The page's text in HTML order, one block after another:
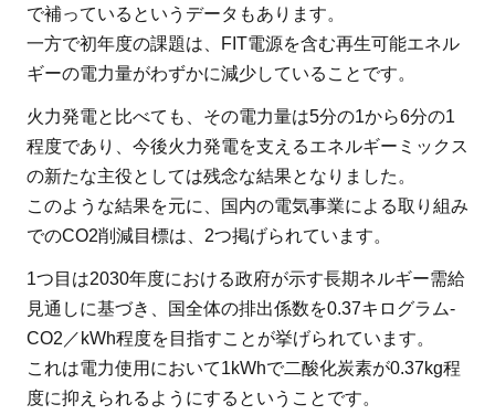
で補っているというデータもあります。
一方で初年度の課題は、FIT電源を含む再生可能エネル
ギーの電力量がわずかに減少していることです。
火力発電と比べても、その電力量は5分の1から6分の1
程度であり、今後火力発電を支えるエネルギーミックス
の新たな主役としては残念な結果となりました。
このような結果を元に、国内の電気事業による取り組み
でのCO2削減目標は、2つ掲げられています。
1つ目は2030年度における政府が示す長期ネルギー需給
見通しに基づき、国全体の排出係数を0.37キログラム-
CO2／kWh程度を目指すことが挙げられています。
これは電力使用において1kWhで二酸化炭素が0.37kg程
度に抑えられるようにするということです。